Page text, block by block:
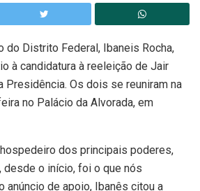
do Distrito Federal, Ibaneis Rocha,
à candidatura à reeleição de Jair
Presidência. Os dois se reuniram na
no Palácio da Alvorada, em
dos principais poderes,
desde o início, foi o que nós
anúncio de apoio, Ibanês citou a